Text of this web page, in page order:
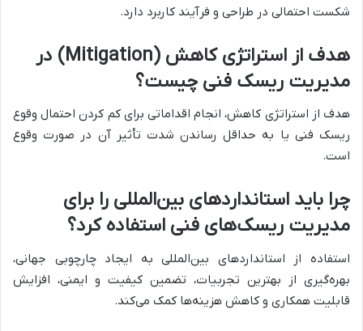
شکست احتمالی در طراحی و فرآیند کاربرد دارد.
هدف از استراتژی کاهش (Mitigation) در
مدیریت ریسک فنی چیست؟
هدف از استراتژی کاهش، انجام اقداماتی برای کم کردن احتمال وقوع
ریسک فنی یا به حداقل رساندن شدت تأثیر آن در صورت وقوع
است.
چرا باید استانداردهای بین‌المللی را برای
مدیریت ریسک‌های فنی استفاده کرد؟
استفاده از استانداردهای بین‌المللی به ایجاد چارچوبی جهانی،
بهره‌گیری از بهترین تجربیات، تضمین کیفیت و ایمنی، افزایش
قابلیت همکاری و کاهش هزینه‌ها کمک می‌کند.